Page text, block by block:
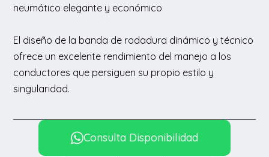
neumático elegante y económico
El diseño de la banda de rodadura dinámico y técnico
ofrece un excelente rendimiento del manejo a los
conductores que persiguen su propio estilo y
singularidad.
Consulta Disponibilidad